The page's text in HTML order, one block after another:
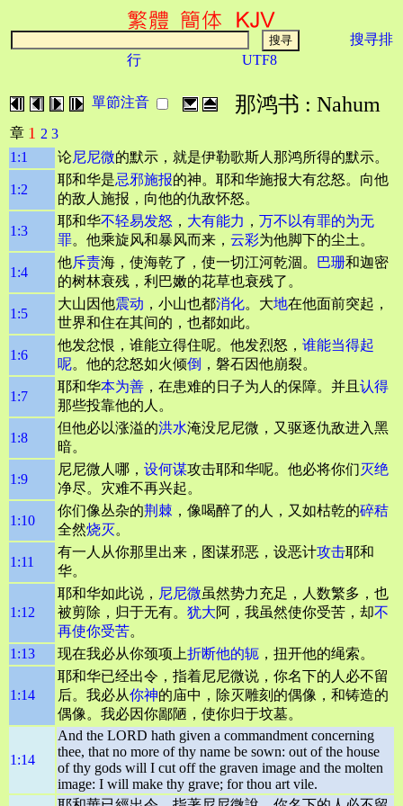
搜寻排
行
UTF8
單節注音 那鸿书 : Nahum
章 1 2 3
1:1
论尼尼微的默示，就是伊勒歌斯人那鸿所得的默示。
1:2
耶和华是忌邪施报的神。耶和华施报大有忿怒。向他
的敌人施报，向他的仇敌怀怒。
1:3
耶和华不轻易发怒 ， 大有能力 ， 万不以有罪的为无
罪。他乘旋风和暴风而来， 云彩为他脚下的尘土。
1:4
他斥责海，使海乾了，使一切江河乾涸。 巴珊和迦密
的树林衰残，利巴嫩的花草也衰残了。
1:5
大山因他震动 ，小山也都消化。大地在他面前突起，
世界和住在其间的，也都如此。
1:6
他发忿恨，谁能立得住呢。他发烈怒， 谁能当得起
呢。他的忿怒如火倾倒 ，磐石因他崩裂。
1:7
耶和华本为善 ，在患难的日子为人的保障。并且 认得
那些投靠他的人。
1:8
但他必以涨溢的洪水淹没尼尼微，又驱逐仇敌进入黑
暗。
1:9
尼尼微人哪， 设何谋攻击耶和华呢。他必将你们灭绝
净尽。灾难不再兴起。
1:10
你们像丛杂的荆棘 ，像喝醉了的人，又如枯乾的碎秸
全然烧灭。
1:11
有一人从你那里出来，图谋邪恶，设恶计攻击耶和
华。
1:12
耶和华如此说， 尼尼微虽然势力充足，人数繁多，也
被剪除，归于无有。 犹大阿，我虽然使你受苦，却不
再使你受苦。
1:13
现在我必从你颈项上折断他的轭 ，扭开他的绳索。
1:14
耶和华已经出令，指着尼尼微说，你名下的人必不留
后。我必从你神的庙中，除灭雕刻的偶像，和铸造的
偶像。我必因你鄙陋，使你归于坟墓。
1:14
And the LORD hath given a commandment concerning
thee, that no more of thy name be sown: out of the house
of thy gods will I cut off the graven image and the molten
image: I will make thy grave; for thou art vile.